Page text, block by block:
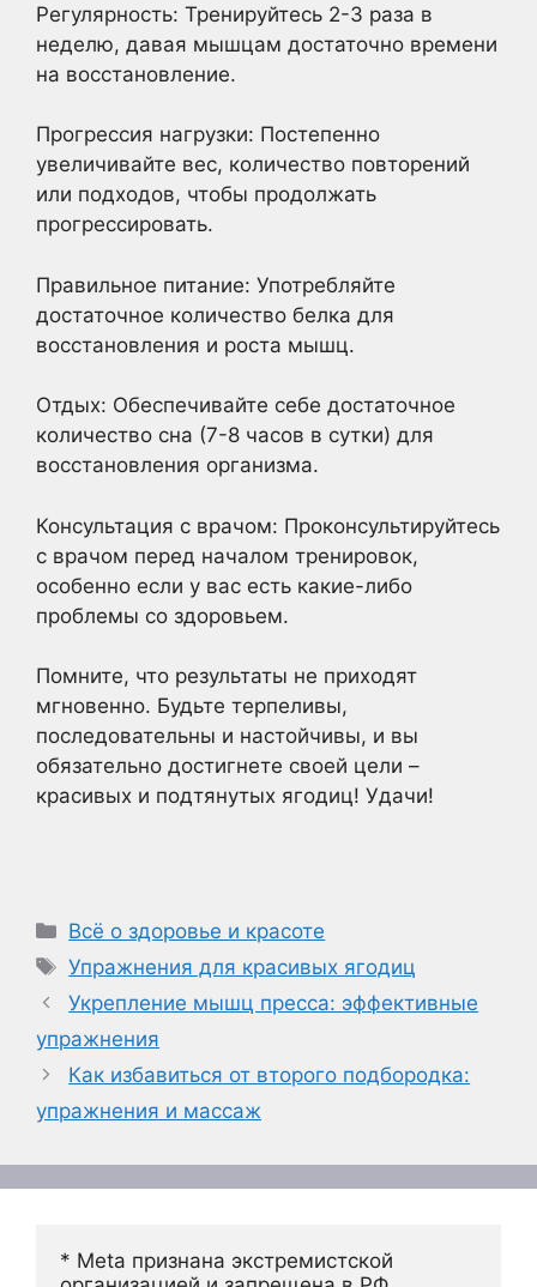
Регулярность: Тренируйтесь 2-3 раза в
неделю, давая мышцам достаточно времени
на восстановление.
Прогрессия нагрузки: Постепенно
увеличивайте вес, количество повторений
или подходов, чтобы продолжать
прогрессировать.
Правильное питание: Употребляйте
достаточное количество белка для
восстановления и роста мышц.
Отдых: Обеспечивайте себе достаточное
количество сна (7-8 часов в сутки) для
восстановления организма.
Консультация с врачом: Проконсультируйтесь
с врачом перед началом тренировок,
особенно если у вас есть какие-либо
проблемы со здоровьем.
Помните, что результаты не приходят
мгновенно. Будьте терпеливы,
последовательны и настойчивы, и вы
обязательно достигнете своей цели –
красивых и подтянутых ягодиц! Удачи!
Рубрики
Всё о здоровье и красоте
Метки
Упражнения для красивых ягодиц
Укрепление мышц пресса: эффективные
упражнения
Как избавиться от второго подбородка:
упражнения и массаж
* Meta признана экстремистской